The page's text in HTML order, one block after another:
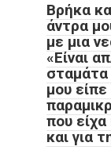
Βρήκα
άντρα
με μια
«Είναι
σταμάτα
μου
που είχα
και για